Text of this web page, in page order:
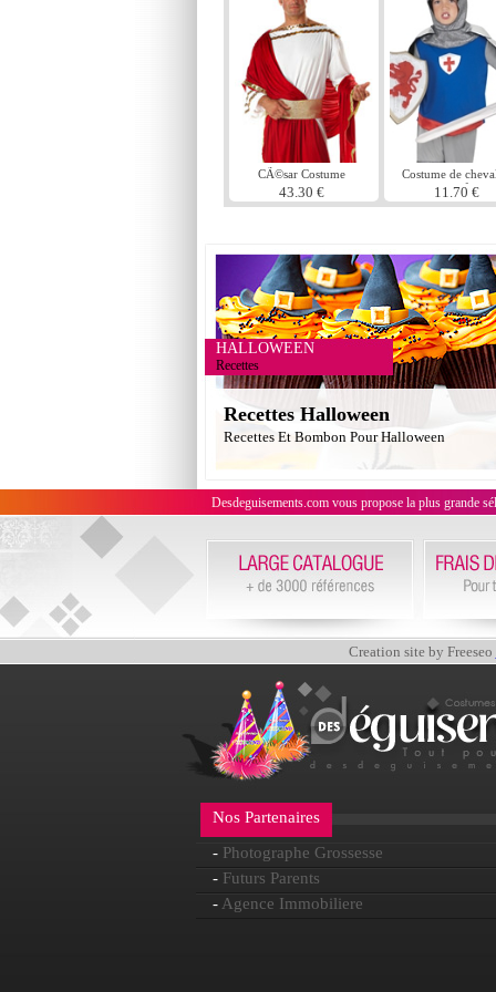
CÃ©sar Costume
43.30 €
Costume de
pour enfants
11.70 €
HALLOWEEN
Recettes
Recettes Halloween
Recettes Et Bombon Pour Halloween
Desdeguisements.com vous propose la plus grande
Creation site by Freeseo
Nos Partenaires
- Photographe Grossesse
- Futurs Parents
- Agence Immobiliere